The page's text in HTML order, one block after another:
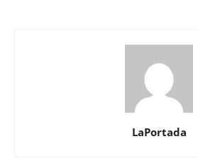
LaPortada